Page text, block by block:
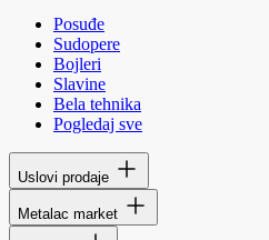
Posuđe
Sudopere
Bojleri
Slavine
Bela tehnika
Pogledaj sve
Uslovi prodaje
Metalac market